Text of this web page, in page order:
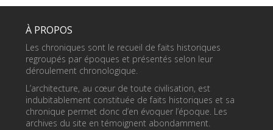
À PROPOS
Les chroniques sont le recueil de faits historiques
regroupés par époques et présentés selon leur
déroulement chronologique.
L’architecture, au cœur de toute civilisation, est
indubitablement constituée de faits historiques et sa
chronique permet donc d’en évoquer l’époque. Les
archives du site en témoignent abondamment.